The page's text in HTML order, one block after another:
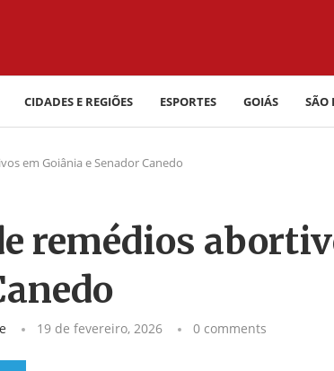
CIDADES E REGIÕES ESPORTES GOIÁS SÃO
em Goiânia e Senador Canedo
remédios
19 de fevereiro, 2026 0 comments